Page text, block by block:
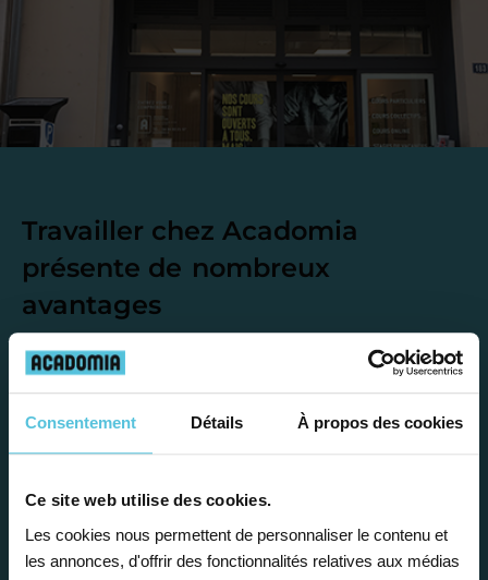
Consentement Détails À propos des cookies
Ce site web utilise des cookies.
Les cookies nous permettent de personnaliser le contenu et
les annonces, d'offrir des fonctionnalités relatives aux médias
Travailler chez Acadomia
présente de nombreux
avantages
vos horaires
Afin de garantir le meilleur